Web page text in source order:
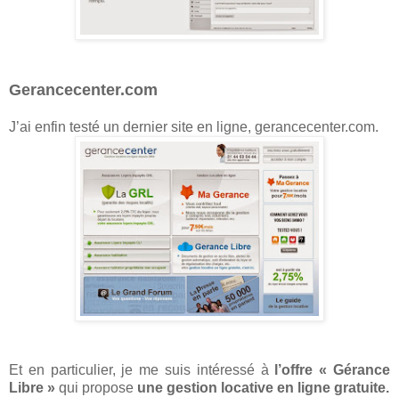
Gerancecenter.com
J’ai enfin testé un dernier site en ligne, gerancecenter.com.
Et en particulier, je me suis intéressé à
l’offre « Gérance
Libre » qui propose une gestion locative en ligne gratuite.